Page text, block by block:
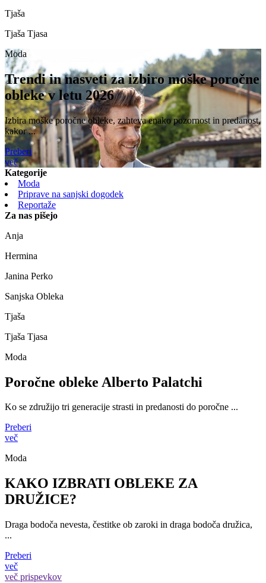
Tjaša
Tjaša Tjasa
Moda
Trendi in nasveti za izbiro moške poročne
obleke v letu 2026
Izbira moške poročne obleke, zahteva enako pozornost in predanost,
kakor ...
Preberi
več
Kategorije
Moda
Priprave na sanjski dogodek
Reportaže
Za nas pišejo
Anja
Hermina
Janina Perko
Sanjska Obleka
Tjaša
Tjaša Tjasa
Moda
Poročne obleke Alberto Palatchi
Ko se združijo tri generacije strasti in predanosti do poročne ...
Preberi
več
Moda
KAKO IZBRATI OBLEKE ZA
DRUŽICE?
Draga bodoča nevesta, čestitke ob zaroki in draga bodoča družica,
...
Preberi
več
več prispevkov